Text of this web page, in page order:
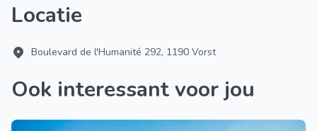
Locatie
Boulevard de l'Humanité 292, 1190 Vorst
Ook interessant voor jou